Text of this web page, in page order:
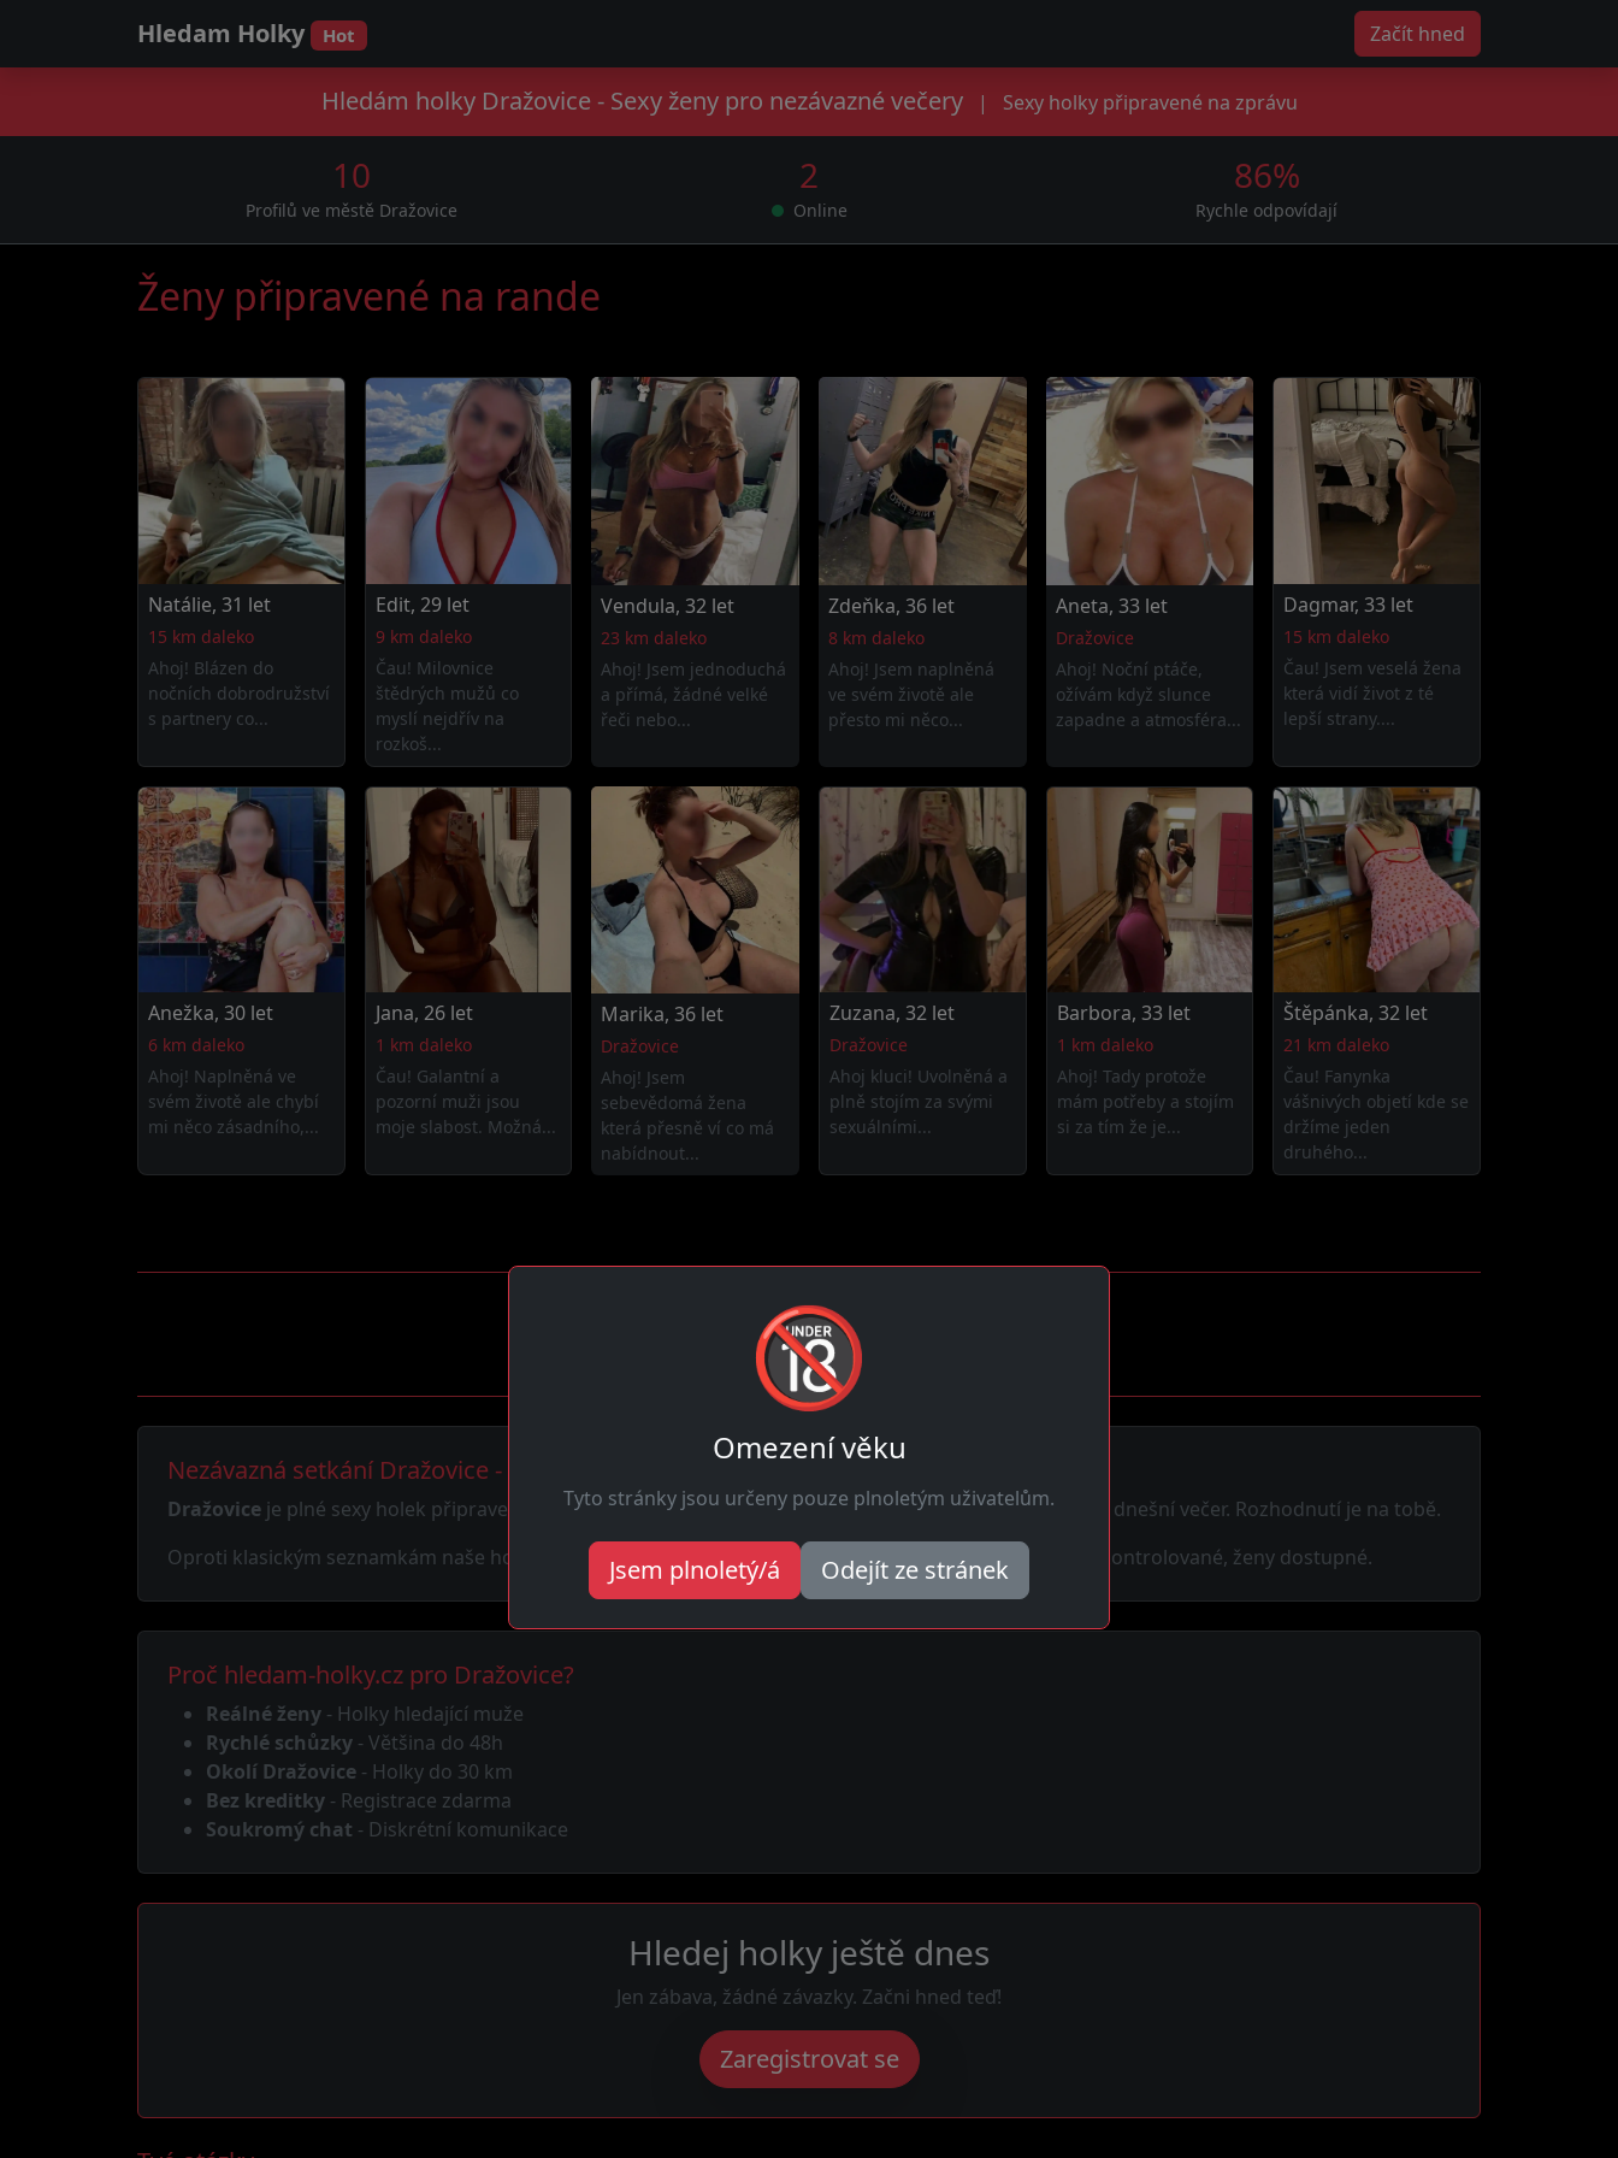
Hledam Holky Hot Začít hned
Hledám holky Dražovice - Sexy ženy pro nezávazné večery | Sexy holky připravené na zprávu
10
Profilů ve městě Dražovice
2
Online
86%
Rychle odpovídají
Ženy připravené na rande
Natálie, 31 let
15 km daleko
Ahoj! Blázen do
nočních dobrodružství
s partnery co...
Edit, 29 let
9 km daleko
Čau! Milovnice
štědrých mužů co
myslí nejdřív na
rozkoš...
Vendula, 32 let
23 km daleko
Ahoj! Jsem jednoduchá
a přímá, žádné velké
řeči nebo...
Zdeňka, 36 let
8 km daleko
Ahoj! Jsem naplněná
ve svém životě ale
přesto mi něco...
Aneta, 33 let
Dražovice
Ahoj! Noční ptáče,
ožívám když slunce
zapadne a atmosféra...
Dagmar, 33 let
15 km daleko
Čau! Jsem veselá žena
která vidí život z té
lepší strany....
Anežka, 30 let
6 km daleko
Ahoj! Naplněná ve
svém životě ale chybí
mi něco zásadního,...
Jana, 26 let
1 km daleko
Čau! Galantní a
pozorní muži jsou
moje slabost. Možná...
Marika, 36 let
Dražovice
Ahoj! Jsem
sebevědomá žena
která přesně ví co má
nabídnout...
Zuzana, 32 let
Dražovice
Ahoj kluci! Uvolněná a
plně stojím za svými
sexuálními...
Barbora, 33 let
1 km daleko
Ahoj! Tady protože
mám potřeby a stojím
si za tím že je...
Štěpánka, 32 let
21 km daleko
Čau! Fanynka
vášnivých objetí kde se
držíme jeden
druhého...
Najdispojenídnes
Nezávazná setkání Dražovice - Začni zde
Dražovice je plné sexy holek připravených odpovědět na tvou zprávu. Pár kliků a můžeš mít schůzku na dnešní večer. Rozhodnutí je na tobě.
Oproti klasickým seznamkám naše holky vědí co chtějí. Hledají muže pro schůzky, flirt nebo víc. Profily kontrolované, ženy dostupné.
Proč hledam-holky.cz pro Dražovice?
Reálné ženy - Holky hledající muže
Rychlé schůzky - Většina do 48h
Okolí Dražovice - Holky do 30 km
Bez kreditky - Registrace zdarma
Soukromý chat - Diskrétní komunikace
Hledej holky ještě dnes
Jen zábava, žádné závazky. Začni hned teď!
Zaregistrovat se
🔞
Omezení věku
Tyto stránky jsou určeny pouze plnoletým uživatelům.
Jsem plnoletý/á Odejít ze stránek